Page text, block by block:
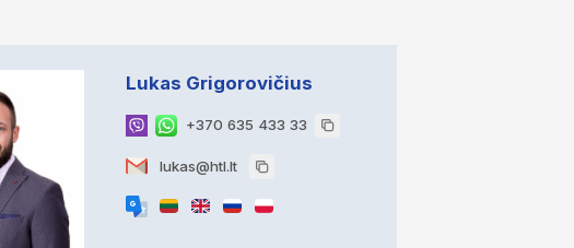
Lukas Grigorovičius
+370 635 433 33
lukas@htl.lt